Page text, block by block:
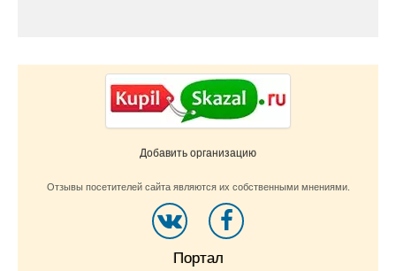
Добавить организацию
Отзывы посетителей сайта являются их собственными мнениями.
Портал